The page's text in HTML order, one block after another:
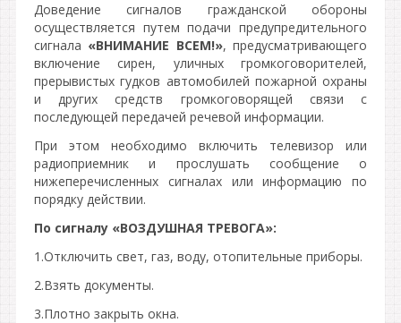
Доведение сигналов гражданской обороны
осуществляется путем подачи предупредительного
сигнала «ВНИМАНИЕ ВСЕМ!», предусматривающего
включение сирен, уличных громкоговорителей,
прерывистых гудков автомобилей пожарной охраны
и других средств громкоговорящей связи с
последующей передачей речевой информации.
При этом необходимо включить телевизор или
радиоприемник и прослушать сообщение о
нижеперечисленных сигналах или информацию по
порядку действии.
По сигналу «ВОЗДУШНАЯ ТРЕВОГА»:
1.Отключить свет, газ, воду, отопительные приборы.
2.Взять документы.
3.Плотно закрыть окна.